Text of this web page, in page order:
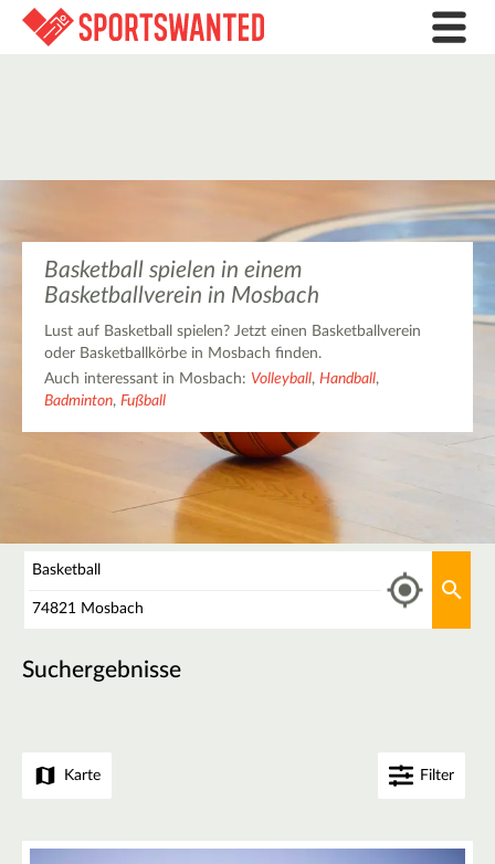
Basketball spielen in einem
Basketballverein in Mosbach
Lust auf Basketball spielen? Jetzt einen Basketballverein
oder Basketballkörbe in Mosbach finden.
Auch interessant in Mosbach: Volleyball, Handball,
Badminton, Fußball
Suchergebnisse
Karte Filter